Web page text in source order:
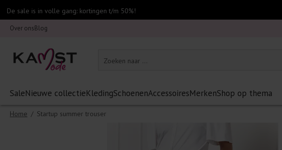
De sale is in volle gang: kortingen t/m 50%!
Over onsBlog
SaleNieuwe collectieKledingSchoenenAccessoiresMerkenShop op thema
Home / Startup summer trouser